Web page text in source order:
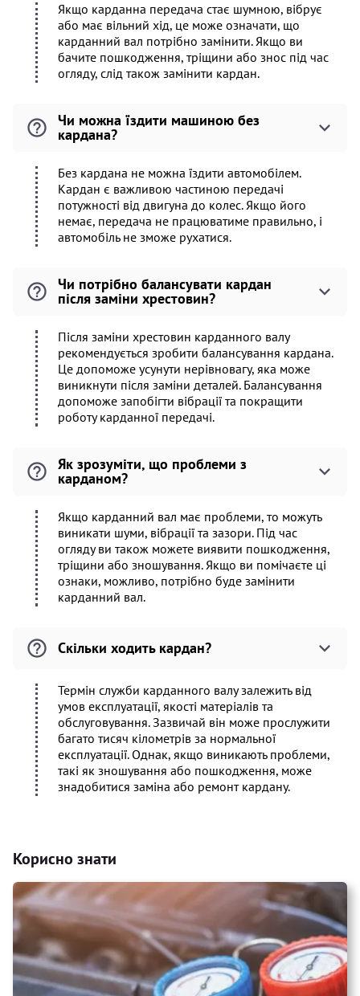
Якщо карданна передача стає шумною, вібрує
або має вільний хід, це може означати, що
карданний вал потрібно замінити. Якщо ви
бачите пошкодження, тріщини або знос під час
огляду, слід також замінити кардан.
Чи можна їздити машиною без
кардана?
Без кардана не можна їздити автомобілем.
Кардан є важливою частиною передачі
потужності від двигуна до колес. Якщо його
немає, передача не працюватиме правильно, і
автомобіль не зможе рухатися.
Чи потрібно балансувати кардан
після заміни хрестовин?
Після заміни хрестовин карданного валу
рекомендується зробити балансування кардана.
Це допоможе усунути нерівновагу, яка може
виникнути після заміни деталей. Балансування
допоможе запобігти вібрації та покращити
роботу карданної передачі.
Як зрозуміти, що проблеми з
карданом?
Якщо карданний вал має проблеми, то можуть
виникати шуми, вібрації та зазори. Під час
огляду ви також можете виявити пошкодження,
тріщини або зношування. Якщо ви помічаєте ці
ознаки, можливо, потрібно буде замінити
карданний вал.
Скільки ходить кардан?
Термін служби карданного валу залежить від
умов експлуатації, якості матеріалів та
обслуговування. Зазвичай він може прослужити
багато тисяч кілометрів за нормальної
експлуатації. Однак, якщо виникають проблеми,
такі як зношування або пошкодження, може
знадобитися заміна або ремонт кардану.
Корисно знати